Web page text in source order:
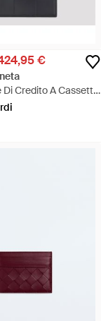
€
Di Credito A Cassetta